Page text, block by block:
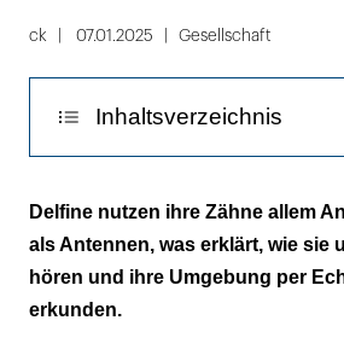
ck 07.01.2025 Gesellschaft
Inhaltsverzeichnis
Wie Schnurrhaare steigern
Bewegungssensibilität
Es gibt 42 Arten, von denen
Zähne haben
Delfine nutzen ihre Zähne allem
als Antennen, was erklärt, wie sie
hören und ihre Umgebung per
erkunden.